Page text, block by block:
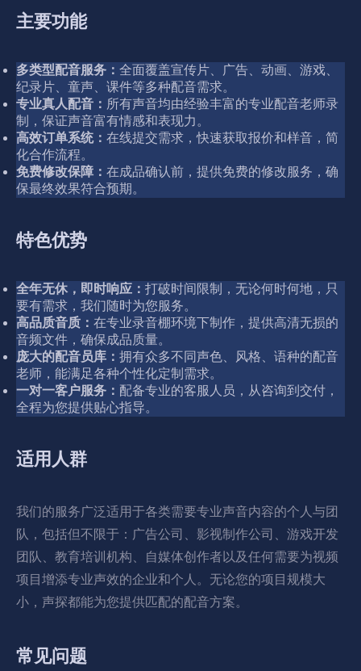
主要功能
多类型配音服务： 全面覆盖宣传片、广告、动画、游戏、
纪录片、童声、课件等多种配音需求。
专业真人配音： 所有声音均由经验丰富的专业配音老师录
制，保证声音富有情感和表现力。
高效订单系统： 在线提交需求，快速获取报价和样音，简
化合作流程。
免费修改保障： 在成品确认前，提供免费的修改服务，确
保最终效果符合预期。
特色优势
全年无休，即时响应： 打破时间限制，无论何时何地，只
要有需求，我们随时为您服务。
高品质音质： 在专业录音棚环境下制作，提供高清无损的
音频文件，确保成品质量。
庞大的配音员库： 拥有众多不同声色、风格、语种的配音
老师，能满足各种个性化定制需求。
一对一客户服务： 配备专业的客服人员，从咨询到交付，
全程为您提供贴心指导。
适用人群
我们的服务广泛适用于各类需要专业声音内容的个人与团
队，包括但不限于：广告公司、影视制作公司、游戏开发
团队、教育培训机构、自媒体创作者以及任何需要为视频
项目增添专业声效的企业和个人。无论您的项目规模大
小，声探都能为您提供匹配的配音方案。
常见问题